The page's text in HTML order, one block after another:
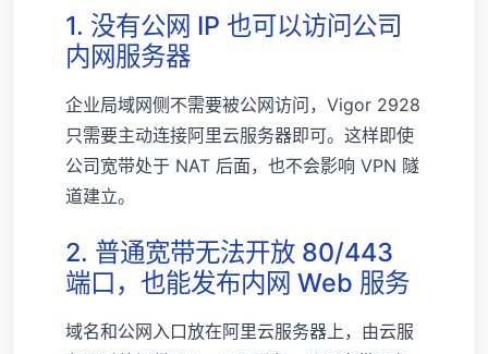
1. 没有公网 IP 也可以访问公司
内网服务器
企业局域网侧不需要被公网访问，Vigor 2928
只需要主动连接阿里云服务器即可。这样即使
公司宽带处于 NAT 后面，也不会影响 VPN 隧
道建立。
2. 普通宽带无法开放 80/443
端口，也能发布内网 Web 服务
域名和公网入口放在阿里云服务器上，由云服